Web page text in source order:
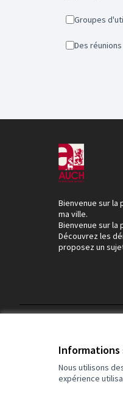
Informations
Nous utilisons
expérience
Groupes
Des réunions
Bienvenue sur la
ma ville.
Bienvenue sur la
Découvrez les
proposez un